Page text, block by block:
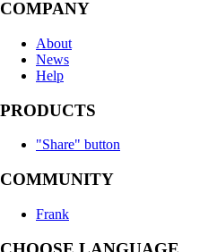
COMPANY
About
News
Help
PRODUCTS
"Share" button
COMMUNITY
Frank